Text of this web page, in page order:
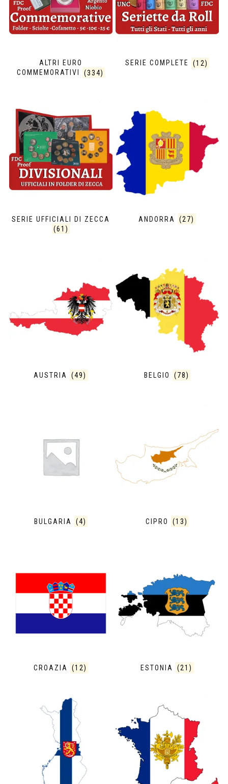
ALTRI EURO
COMMEMORATIVI
(334)
SERIE COMPLETE (12)
SERIE UFFICIALI DI ZECCA
(61)
ANDORRA (27)
AUSTRIA (49) BELGIO (78)
BULGARIA (4) CIPRO (13)
CROAZIA (12) ESTONIA (21)